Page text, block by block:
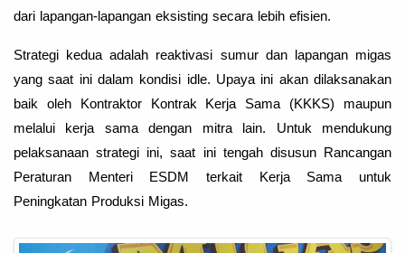
dari lapangan-lapangan eksisting secara lebih efisien.
Strategi kedua adalah reaktivasi sumur dan lapangan migas
yang saat ini dalam kondisi idle. Upaya ini akan dilaksanakan
baik oleh Kontraktor Kontrak Kerja Sama (KKKS) maupun
melalui kerja sama dengan mitra lain. Untuk mendukung
pelaksanaan strategi ini, saat ini tengah disusun Rancangan
Peraturan Menteri ESDM terkait Kerja Sama untuk
Peningkatan Produksi Migas.